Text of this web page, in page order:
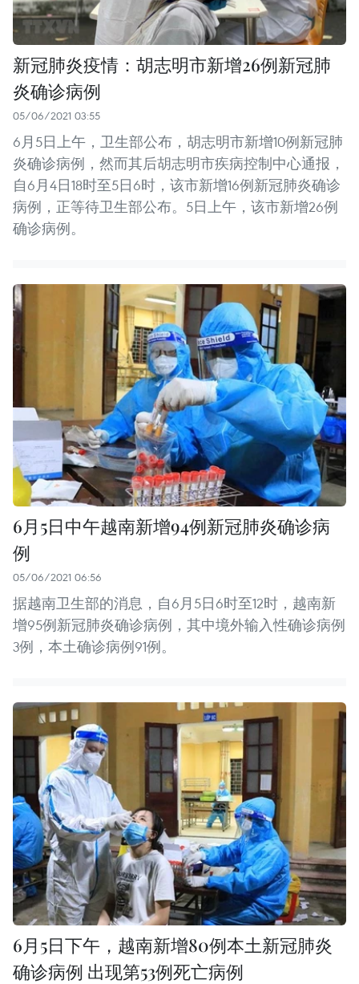
新冠肺炎疫情：胡志明市新增26例新冠肺
炎确诊病例
05/06/2021 03:55
6月5日上午，卫生部公布，胡志明市新增10例新冠肺
炎确诊病例，然而其后胡志明市疾病控制中心通报，
自6月4日18时至5日6时，该市新增16例新冠肺炎确诊
病例，正等待卫生部公布。5日上午，该市新增26例
确诊病例。
6月5日中午越南新增94例新冠肺炎确诊病
例
05/06/2021 06:56
据越南卫生部的消息，自6月5日6时至12时，越南新
增95例新冠肺炎确诊病例，其中境外输入性确诊病例
3例，本土确诊病例91例。
6月5日下午，越南新增80例本土新冠肺炎
确诊病例 出现第53例死亡病例